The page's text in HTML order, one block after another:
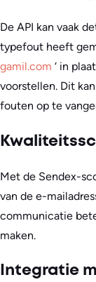
De API kan vaak
typefout heeft
gamil.com ‘ in
voorstellen. Dit
fouten op te
Met de Sendex-
van de e-
communicatie
maken.
Integratie